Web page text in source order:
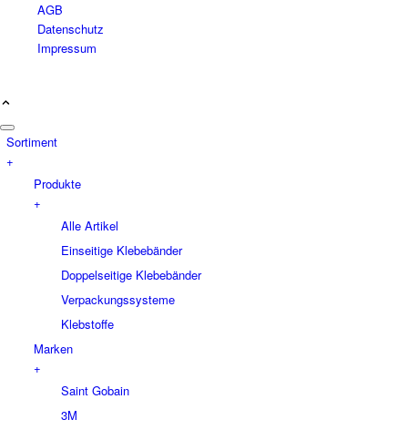
AGB
Datenschutz
Impressum
Sortiment
+
Produkte
+
Alle Artikel
Einseitige Klebebänder
Doppelseitige Klebebänder
Verpackungssysteme
Klebstoffe
Marken
+
Saint Gobain
3M